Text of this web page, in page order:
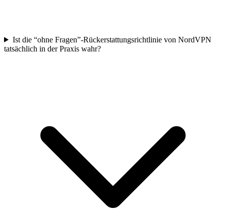
Ist die “ohne Fragen”-Rückerstattungsrichtlinie von NordVPN
tatsächlich in der Praxis wahr?